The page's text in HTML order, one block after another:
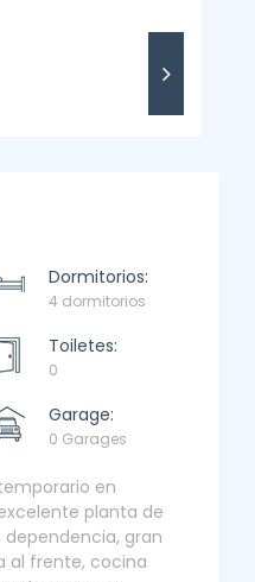
Dormitorios:
4 dormitorios
Toiletes:
0
Garage:
0 Garages
en
planta de
gran
al frente, cocina